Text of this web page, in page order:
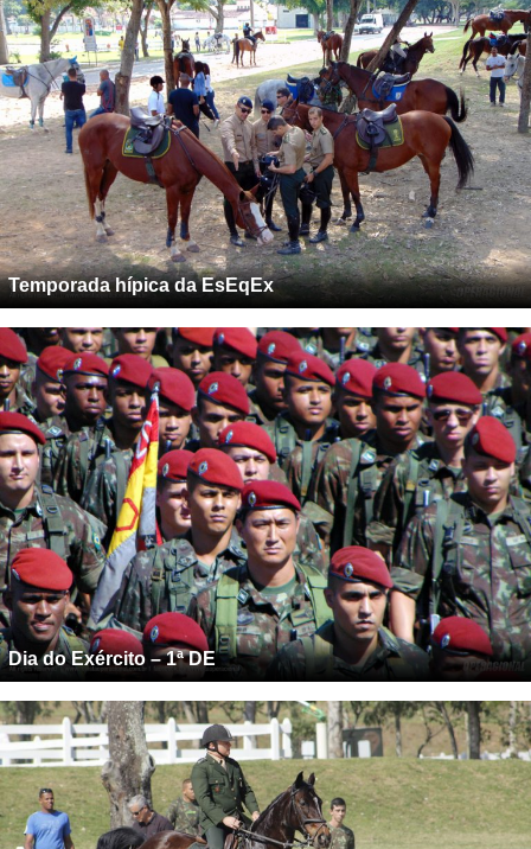
Temporada hípica da EsEqEx
Dia do Exército – 1ª DE